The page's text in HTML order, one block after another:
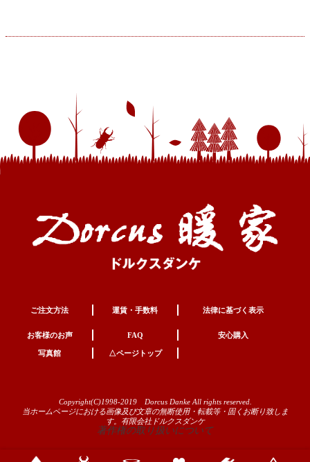
ご注文方法 運賃・手数料 法律に基づく表示
お客様のお声 FAQ 安心購入
写真館 △ページトップ
Copyright(C)1998-2019 Dorcus Danke All rights reserved.
当ホームページにおける画像及び文章の無断使用・転載等・固くお断り致しま
す。有限会社ドルクスダンケ
著作権の取り扱いについて